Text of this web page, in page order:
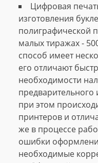
Цифровая
изготовления
полиграфической
малых тиражах -
способ имеет
его отличают
необходимости
предварительного
при этом
принтеров и
же в процессе
ошибки
необходимые